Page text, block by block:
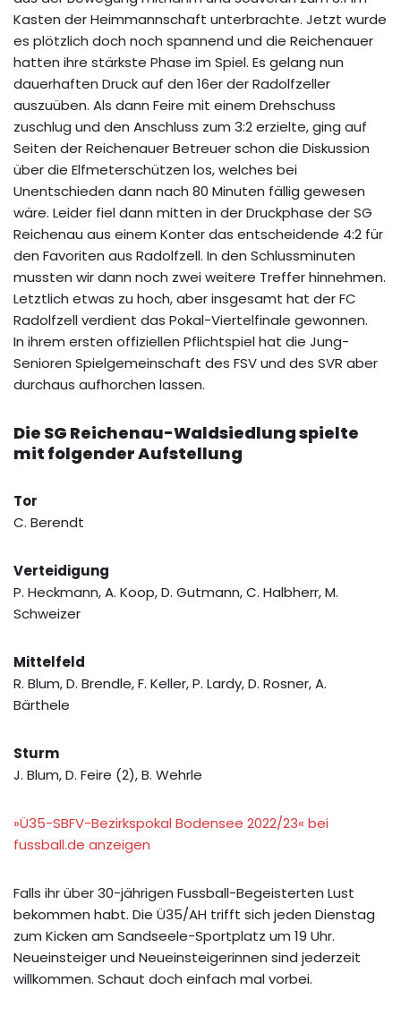
Kasten der Heimmannschaft unterbrachte. Jetzt wurde
es plötzlich doch noch spannend und die Reichenauer
hatten ihre stärkste Phase im Spiel. Es gelang nun
dauerhaften Druck auf den 16er der Radolfzeller
auszuüben. Als dann Feire mit einem Drehschuss
zuschlug und den Anschluss zum 3:2 erzielte, ging auf
Seiten der Reichenauer Betreuer schon die Diskussion
über die Elfmeterschützen los, welches bei
Unentschieden dann nach 80 Minuten fällig gewesen
wäre. Leider fiel dann mitten in der Druckphase der SG
Reichenau aus einem Konter das entscheidende 4:2 für
den Favoriten aus Radolfzell. In den Schlussminuten
mussten wir dann noch zwei weitere Treffer hinnehmen.
Letztlich etwas zu hoch, aber insgesamt hat der FC
Radolfzell verdient das Pokal-Viertelfinale gewonnen.
In ihrem ersten offiziellen Pflichtspiel hat die Jung-
Senioren Spielgemeinschaft des FSV und des SVR aber
durchaus aufhorchen lassen.
Die SG Reichenau-Waldsiedlung spielte
mit folgender Aufstellung
Tor
C. Berendt
Verteidigung
P. Heckmann, A. Koop, D. Gutmann, C. Halbherr, M.
Schweizer
Mittelfeld
R. Blum, D. Brendle, F. Keller, P. Lardy, D. Rosner, A.
Bärthele
Sturm
J. Blum, D. Feire (2), B. Wehrle
»Ü35-SBFV-Bezirkspokal Bodensee 2022/23« bei
fussball.de anzeigen
Falls ihr über 30-jährigen Fussball-Begeisterten Lust
bekommen habt. Die Ü35/AH trifft sich jeden Dienstag
zum Kicken am Sandseele-Sportplatz um 19 Uhr.
Neueinsteiger und Neueinsteigerinnen sind jederzeit
willkommen. Schaut doch einfach mal vorbei.